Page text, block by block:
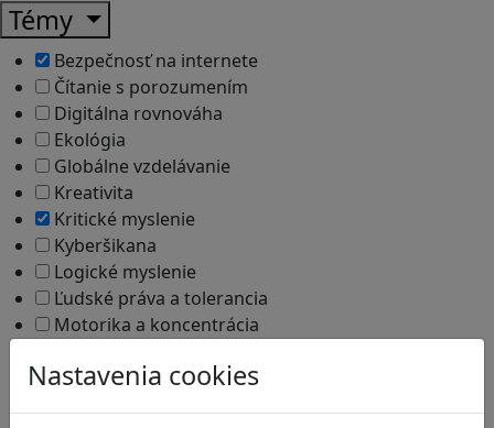
Nastavenia cookies
Témy
Bezpečnosť na internete
Čítanie s porozumením
Digitálna rovnováha
Ekológia
Globálne vzdelávanie
Kreativita
Kritické myslenie
Kyberšikana
Logické myslenie
Ľudské práva a tolerancia
Motorika a koncentrácia
Sociálne zručnosti a kooperácia